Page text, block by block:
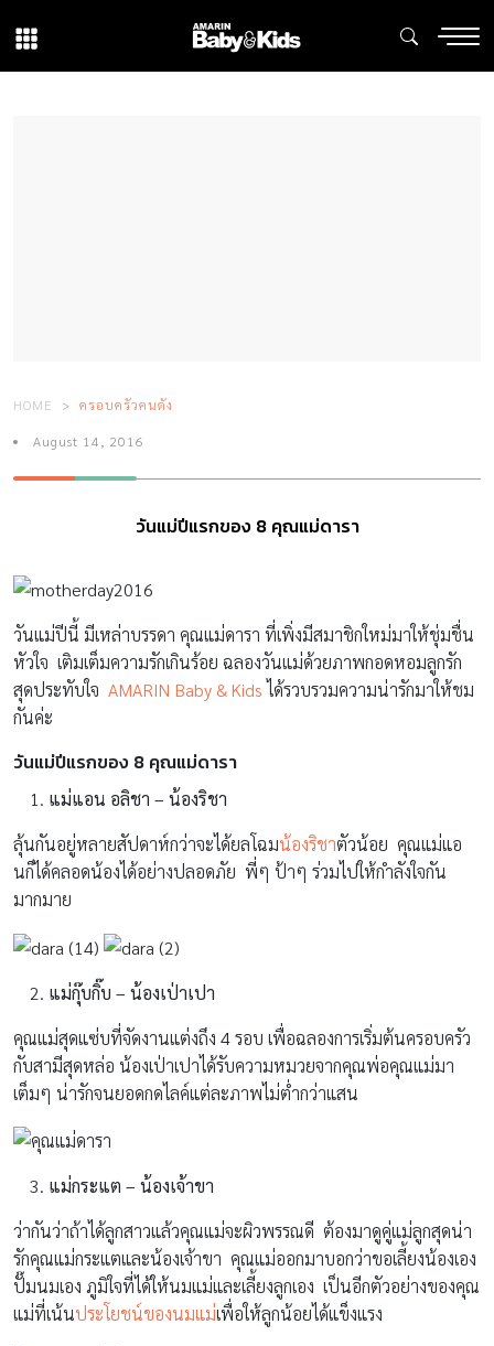
HOME ครอบครัวคนดัง
August 14, 2016
วันแม่ปีแรกของ 8 คุณแม่ดารา
วันแม่ปีนี้ มีเหล่าบรรดา คุณแม่ดารา ที่เพิ่งมีสมาชิกใหม่มาให้ชุ่มชื่น
หัวใจ เติมเต็มความรักเกินร้อย ฉลองวันแม่ด้วยภาพกอดหอมลูกรัก
สุดประทับใจ AMARIN Baby & Kidsได้รวบรวมความน่ารักมาให้ชม
กันค่ะ
วันแม่ปีแรกของ 8 คุณแม่ดารา
แม่แอน อลิชา – น้องริชา
ลุ้นกันอยู่หลายสัปดาห์กว่าจะได้ยลโฉมน้องริชาตัวน้อย คุณแม่แอ
นก็ได้คลอดน้องได้อย่างปลอดภัย พี่ๆ ป้าๆ ร่วมไปให้กำลังใจกัน
มากมาย
แม่กุ๊บกิ๊บ – น้องเป่าเปา
คุณแม่สุดแซ่บที่จัดงานแต่งถึง 4 รอบ เพื่อฉลองการเริ่มต้นครอบครัว
กับสามีสุดหล่อ น้องเป่าเปาได้รับความหมวยจากคุณพ่อคุณแม่มา
เต็มๆ น่ารักจนยอดกดไลค์แต่ละภาพไม่ต่ำกว่าแสน
แม่กระแต – น้องเจ้าขา
ว่ากันว่าถ้าได้ลูกสาวแล้วคุณแม่จะผิวพรรณดี ต้องมาดูคู่แม่ลูกสุดน่า
รักคุณแม่กระแตและน้องเจ้าขา คุณแม่ออกมาบอกว่าขอเลี้ยงน้องเอง
ปั๊มนมเอง ภูมิใจที่ได้ให้นมแม่และเลี้ยงลูกเอง เป็นอีกตัวอย่างของคุณ
แม่ที่เน้นประโยชน์ของนมแม่เพื่อให้ลูกน้อยได้แข็งแรง